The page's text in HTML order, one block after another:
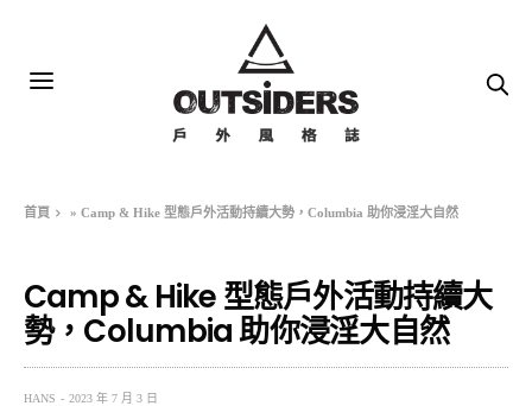
首頁 »Camp & Hike 型態戶外活動持續大勢，Columbia 助你浸淫大自然
Camp & Hike 型態戶外活動持續大
勢，Columbia 助你浸淫大自然
HANS 2023 年 7 月 3 日